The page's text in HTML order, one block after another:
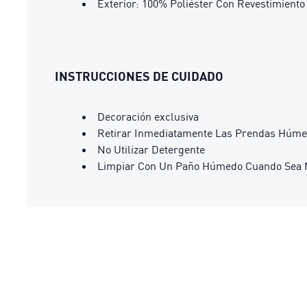
Exterior: 100% Poliéster Con Revestimiento
INSTRUCCIONES DE CUIDADO
Decoración exclusiva
Retirar Inmediatamente Las Prendas
No Utilizar Detergente
Limpiar Con Un Paño Húmedo Cuando Sea